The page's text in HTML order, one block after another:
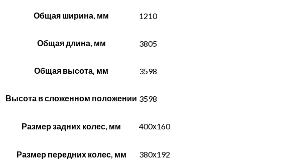
Общая ширина, мм 1210
Общая длина, мм 3805
Общая высота, мм 3598
Высота в сложенном положении 3598
Размер задних колес, мм 400х160
Размер передних колес, мм 380х192